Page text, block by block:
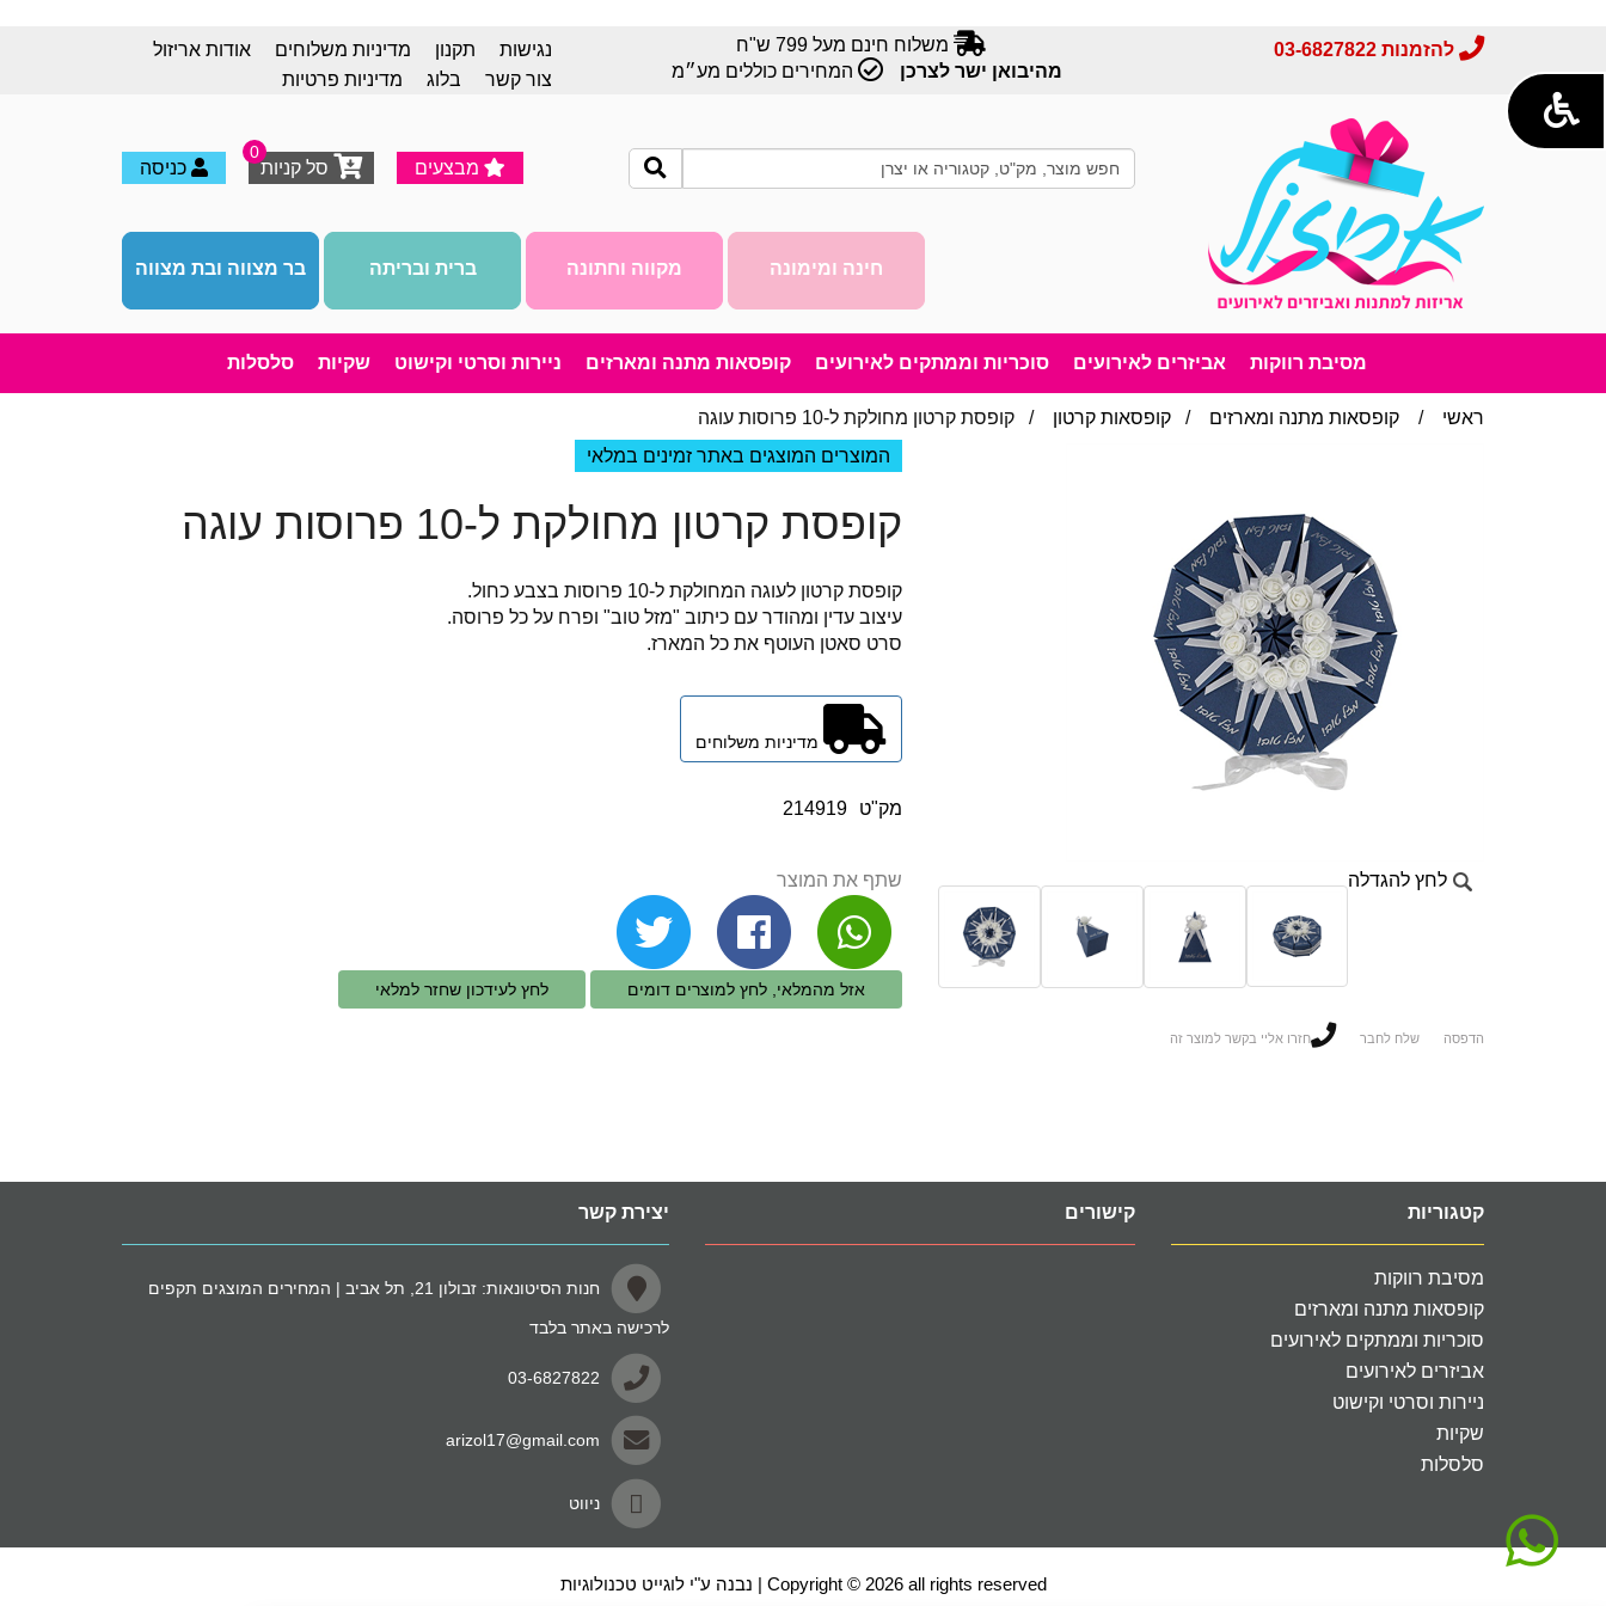
נגישות תקנון מדיניות משלוחים
אודות אריזול
צור קשר
בלוג מדיניות פרטיות
משלוח חינם מעל 799 ש"ח
מהיבואן ישר לצרכן
המחירים כוללים מע״מ
להזמנות 03-6827822
מבצעים סל קניות
0
כניסה
בר מצווה ובת מצווה ברית ובריתה מקווה וחתונה חינה ומימונה
מסיבת רווקות אביזרים לאירועים סוכריות וממתקים לאירועים קופסאות מתנה ומארזים ניירות וסרטי וקישוט שקיות סלסלות
ראשי / קופסאות מתנה ומארזים / קופסאות קרטון / קופסת קרטון מחולקת ל-10 פרוסות עוגה
המוצרים המוצגים באתר זמינים במלאי
קופסת קרטון מחולקת ל-10 פרוסות עוגה
קופסת קרטון לעוגה המחולקת ל-10 פרוסות בצבע כחול.
עיצוב עדין ומהודר עם כיתוב "מזל טוב" ופרח על כל פרוסה.
סרט סאטן העוטף את כל המארז.
מק"ט 214919
שתף את המוצר
אזל מהמלאי, לחץ למוצרים דומים לחץ לעידכון שחזר למלאי
לחץ להגדלה
הדפסה שלח לחבר חזרו אליי בקשר למוצר זה
יצירת קשר
חנות הסיטונאות: זבולון 21, תל אביב | המחירים המוצגים תקפים
לרכישה באתר בלבד
03-6827822
arizol17@gmail.com
ניווט
קישורים קטגוריות
מסיבת רווקות
קופסאות מתנה ומארזים
סוכריות וממתקים לאירועים
אביזרים לאירועים
ניירות וסרטי וקישוט
שקיות
סלסלות
Copyright © 2026 all rights reserved | נבנה ע"י לוגייט טכנולוגיות